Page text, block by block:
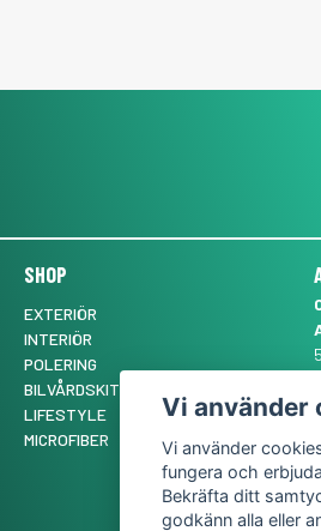
SHOP
EXTERIÖR
INTERIÖR
POLERING
BILVÅRDSKIT ✨
LIFESTYLE
MICROFIBER
Vi använder
Vi använder
fungera och
Bekräfta ditt
godkänn alla eller